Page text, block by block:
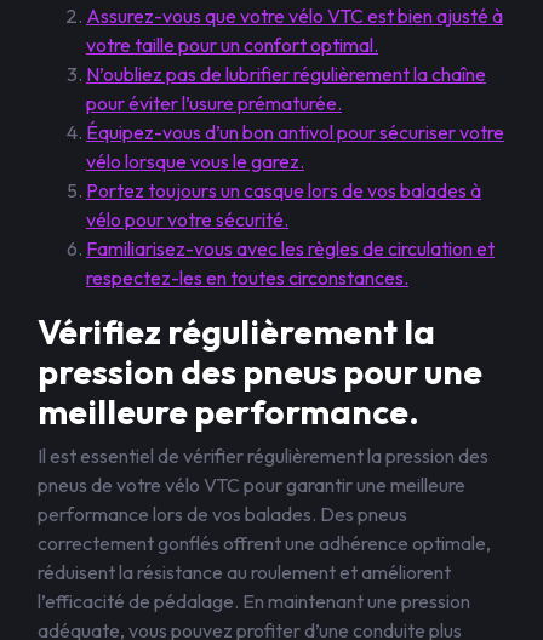
Assurez-vous que votre vélo VTC est bien ajusté à
votre taille pour un confort optimal.
N’oubliez pas de lubrifier régulièrement la chaîne
pour éviter l’usure prématurée.
Équipez-vous d’un bon antivol pour sécuriser votre
vélo lorsque vous le garez.
Portez toujours un casque lors de vos balades à
vélo pour votre sécurité.
Familiarisez-vous avec les règles de circulation et
respectez-les en toutes circonstances.
Vérifiez régulièrement la
pression des pneus pour une
meilleure performance.
Il est essentiel de vérifier régulièrement la pression des
pneus de votre vélo VTC pour garantir une meilleure
performance lors de vos balades. Des pneus
correctement gonflés offrent une adhérence optimale,
réduisent la résistance au roulement et améliorent
l’efficacité de pédalage. En maintenant une pression
adéquate, vous pouvez profiter d’une conduite plus